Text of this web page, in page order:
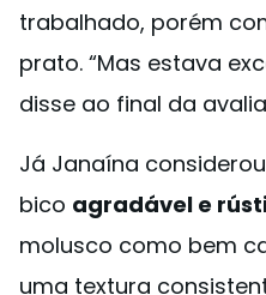
trabalhado, porém
prato. “Mas estava
disse ao final da
Já Janaína
bico agradável e
molusco como bem
uma textura